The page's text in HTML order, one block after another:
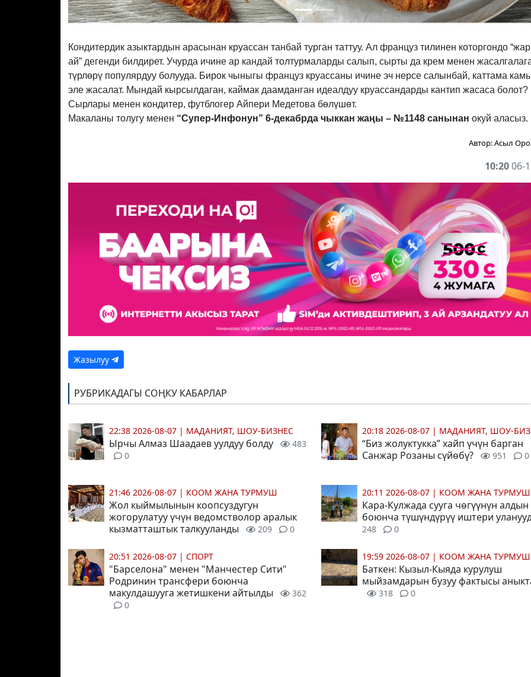
Кондитердик азыктардын арасынан круассан танбай турган таттуу. Ал француз тилинен которгондо
ай” дегенди билдирет. Учурда ичине ар кандай толтурмаларды салып, сырты да крем менен
түрлөрү популярдуу болууда. Бирок чыныгы француз круассаны ичине эч нерсе салынбай, каттама
эле жасалат. Мындай кырсылдаган, каймак даамданган идеалдуу круассандарды кантип жасаса болот?
Сырлары менен кондитер, футблогер Айпери Медетова бөлүшөт.
Макаланы толугу менен “Супер-Инфонун” 6-декабрда чыккан жаңы – №1148 санынан окуй аласыз.
Автор:Асыл
10:2006-
Жазылуу
РУБРИКАДАГЫ СОҢКУ КАБАРЛАР
22:38 2026-08-07 | МАДАНИЯТ, ШОУ-БИЗНЕС
Ырчы Алмаз Шаадаев уулдуу болду
483
0
21:46 2026-08-07 | КООМ ЖАНА ТУРМУШ
Жол кыймылынын коопсуздугун
жогорулатуу үчүн ведомстволор аралык
кызматташтык талкууланды
209 0
20:51 2026-08-07 | СПОРТ
"Барселона" менен "Манчестер Сити"
Родринин трансфери боюнча
макулдашууга жетишкени айтылды
362
0
20:18 2026-08-07 | МАДАНИЯТ, ШОУ-
“Биз жолуктукка” хайп үчүн барган
Санжар Розаны сүйөбү?
951 0
20:11 2026-08-07 | КООМ ЖАНА ТУРМУШ
Кара-Кулжада сууга чөгүүнүн алдын
боюнча түшүндүрүү иштери
248 0
19:59 2026-08-07 | КООМ ЖАНА ТУРМУШ
Баткен: Кызыл-Кыяда курулуш
мыйзамдарын бузуу фактысы
318 0